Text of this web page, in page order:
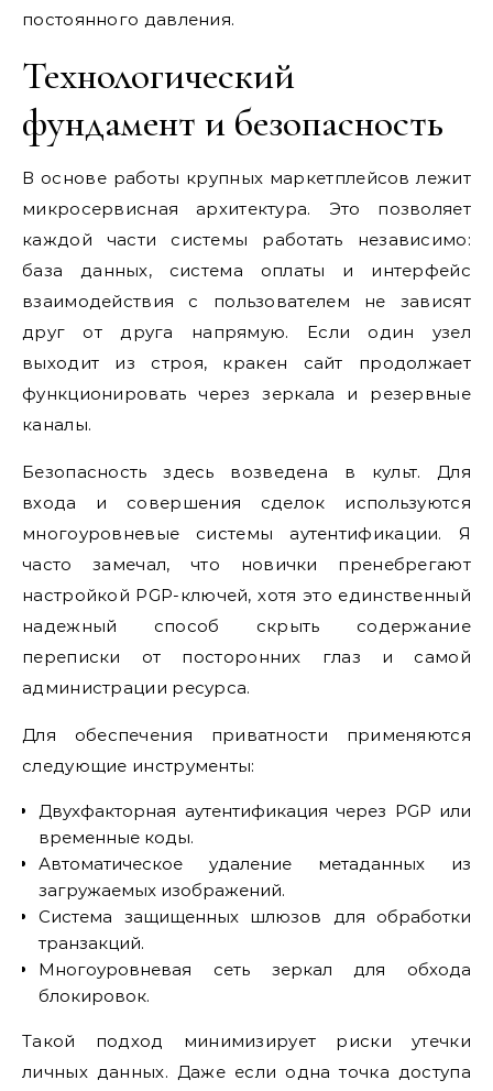
постоянного давления.
Технологический
фундамент и безопасность
В основе работы крупных маркетплейсов лежит
микросервисная архитектура. Это позволяет
каждой части системы работать независимо:
база данных, система оплаты и интерфейс
взаимодействия с пользователем не зависят
друг от друга напрямую. Если один узел
выходит из строя, кракен сайт продолжает
функционировать через зеркала и резервные
каналы.
Безопасность здесь возведена в культ. Для
входа и совершения сделок используются
многоуровневые системы аутентификации. Я
часто замечал, что новички пренебрегают
настройкой PGP-ключей, хотя это единственный
надежный способ скрыть содержание
переписки от посторонних глаз и самой
администрации ресурса.
Для обеспечения приватности применяются
следующие инструменты:
Двухфакторная аутентификация через PGP или
временные коды.
Автоматическое удаление метаданных из
загружаемых изображений.
Система защищенных шлюзов для обработки
транзакций.
Многоуровневая сеть зеркал для обхода
блокировок.
Такой подход минимизирует риски утечки
личных данных. Даже если одна точка доступа